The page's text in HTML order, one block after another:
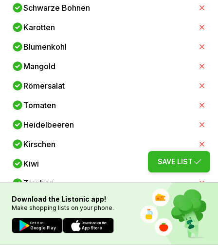
Schwarze Bohnen
Karotten
Blumenkohl
Mangold
Römersalat
Tomaten
Heidelbeeren
Kirschen
Kiwi
Trauben
Hähnchenbrust
Makrele
SAVE LIST
Download the Listonic app!
Make shopping lists on your phone.
Get it on
Google Play
Download on the
App Store